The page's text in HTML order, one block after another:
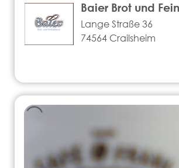
Baier Brot und
Lange Straße 36
74564 Crailsheim